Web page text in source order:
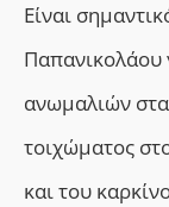
Είναι
Παπανικολάου
ανωμαλιών
τοιχώματος
και του